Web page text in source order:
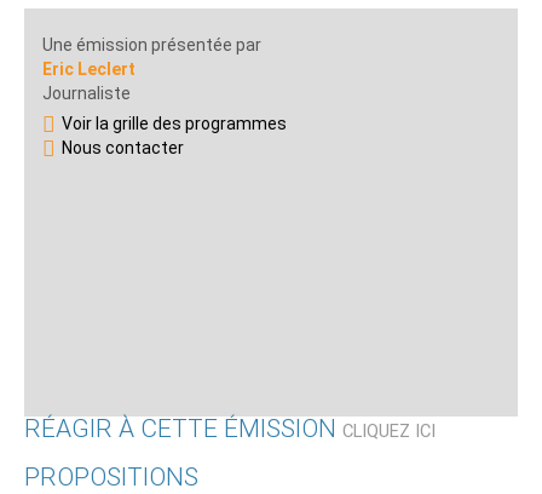
Une émission présentée par
Eric Leclert
Journaliste
Voir la grille des programmes
Nous contacter
RÉAGIR À CETTE ÉMISSION CLIQUEZ ICI
PROPOSITIONS